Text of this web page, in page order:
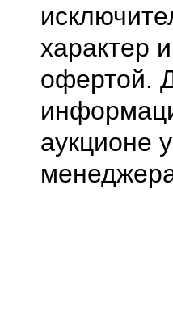
характер
офертой.
аукционе